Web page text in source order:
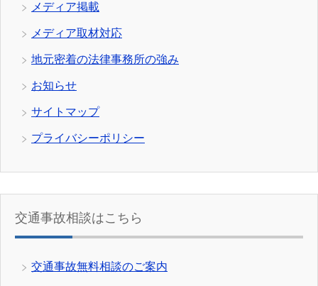
メディア掲載
メディア取材対応
地元密着の法律事務所の強み
お知らせ
サイトマップ
プライバシーポリシー
交通事故相談はこちら
交通事故無料相談のご案内